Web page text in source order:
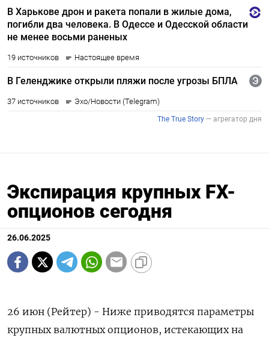
Экспирация крупных FX-
опционов сегодня
26.06.2025
26 июн (Рейтер) - Ниже приводятся параметры
крупных валютных опционов, истекающих на